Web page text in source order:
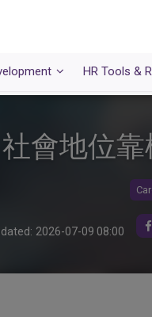
HR Tools &
社會地位
2026-07-09 08:00